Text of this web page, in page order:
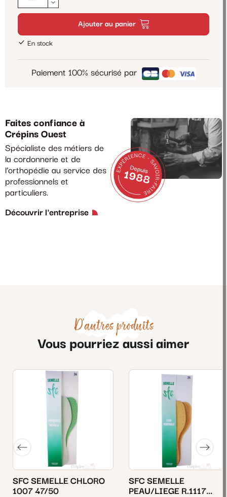
Ajouter au panier
En stock
Paiement 100% sécurisé par
Faites confiance à
Crépins Ouest
Spécialiste des métiers de
la cordonnerie et de
l’orthopédie au service des
professionnels et
particuliers.
Découvrir l'entreprise
D'autres produits
Vous pourriez aussi aimer
SFC SEMELLE CHLORO
1007 47/50
SFC SEMELLE
PEAU/LIEGE R.1117